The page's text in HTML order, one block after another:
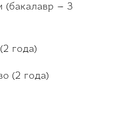
(бакалавр – 3
года)
(2 года)